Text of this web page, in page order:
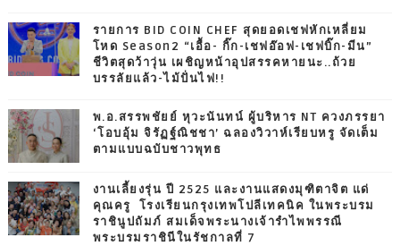
รายการ BID COIN CHEF สุดยอดเชฟหักเหลี่ยม
โหด Season2 “เอื้อ- กิ๊ก-เชฟอ๊อฟ-เชฟบิ๊ก-มีน”
ชีวิตสุดว้าวุ่น เผชิญหน้าอุปสรรคหายนะ..ถ้วย
บรรลัยแล้ว-ไม้ปั่นไฟ!!
พ.อ.สรรพชัยย์ หุวะนันทน์ ผู้บริหาร NT ควงภรรยา
‘โอบอุ้ม จิรัฏฐ์ณิชชา’ ฉลองวิวาห์เรียบหรู จัดเต็ม
ตามแบบฉบับชาวพุทธ
งานเลี้ยงรุ่น ปี 2525 และงานแสดงมุฑิตาจิต แด่
คุณครู โรงเรียนกรุงเทพโปลีเทคนิค ในพระบรม
ราชินูปถัมภ์ สมเด็จพระนางเจ้ารำไพพรรณี
พระบรมราชินีในรัชกาลที่ 7